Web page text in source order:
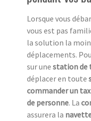
Lorsque vous
vous est pas
la solution la
déplacements.
sur une station de
déplacer en toute
commander un
de personne. La
assurera la